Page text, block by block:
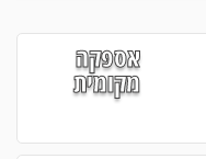
אספקה
מקומית